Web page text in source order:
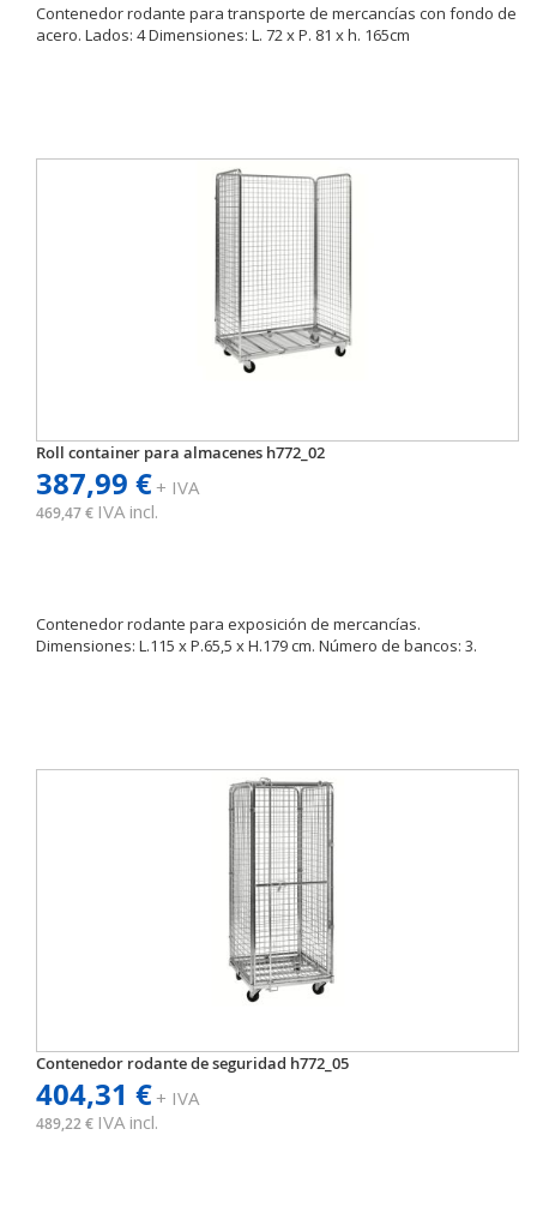
Contenedor rodante para transporte de mercancías con fondo de
acero. Lados: 4 Dimensiones: L. 72 x P. 81 x h. 165cm
Roll container para almacenes h772_02
387,99 €+ IVA
469,47 € IVA incl.
Contenedor rodante para exposición de mercancías.
Dimensiones: L.115 x P.65,5 x H.179 cm. Número de bancos: 3.
Contenedor rodante de seguridad h772_05
404,31 €+ IVA
489,22 € IVA incl.